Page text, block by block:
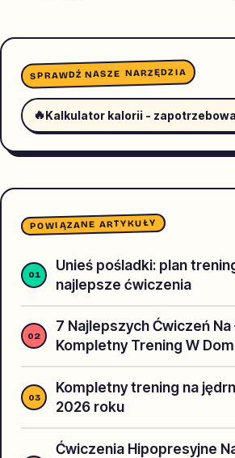
SPRAWDŹ NASZE NARZĘDZIA
🔥Kalkulator kalorii -
POWIĄZANE ARTYKUŁY
Unieś pośladki: plan
najlepsze ćwiczenia
7 Najlepszych Ćwiczeń Na
Kompletny Trening W
Kompletny trening na
2026 roku
Ćwiczenia Hipopresyjne